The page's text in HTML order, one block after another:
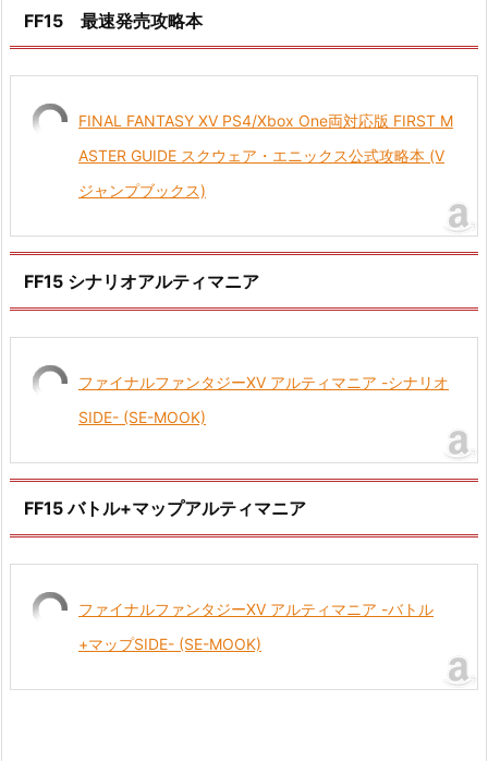
FF15 最速発売攻略本
FINAL FANTASY XV PS4/Xbox One両対応版 FIRST M
ASTER GUIDE スクウェア・エニックス公式攻略本 (V
ジャンプブックス)
FF15 シナリオアルティマニア
ファイナルファンタジーXV アルティマニア -シナリオ
SIDE- (SE-MOOK)
FF15 バトル+マップアルティマニア
ファイナルファンタジーXV アルティマニア -バトル
+マップSIDE- (SE-MOOK)